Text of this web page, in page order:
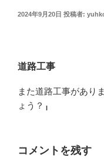
投
2024年9月20日 投稿者:
道路工事
また道路工事があり
ょう？ l
コメントを残す